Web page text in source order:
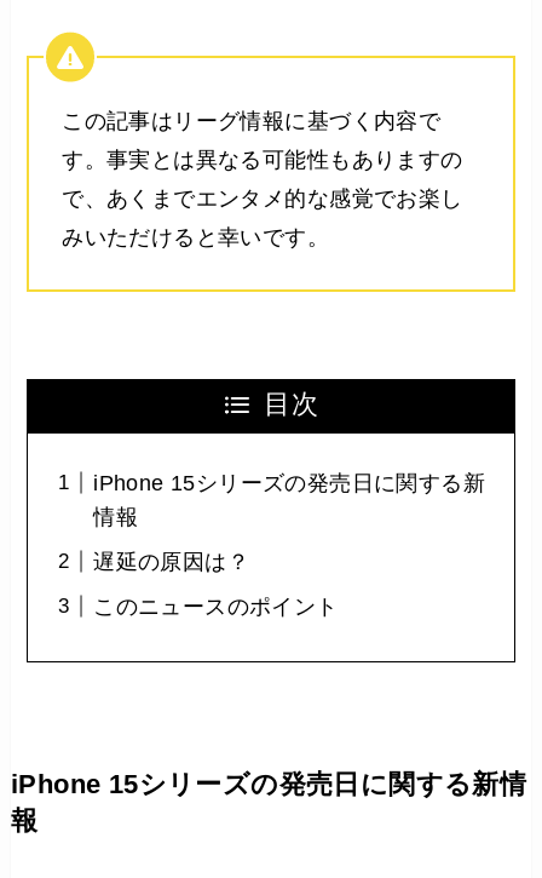
この記事はリーグ情報に基づく内容で
す。事実とは異なる可能性もありますの
で、あくまでエンタメ的な感覚でお楽し
みいただけると幸いです。
目次
iPhone 15シリーズの発売日に関する新
情報
遅延の原因は？
このニュースのポイント
iPhone 15シリーズの発売日に関する新情
報